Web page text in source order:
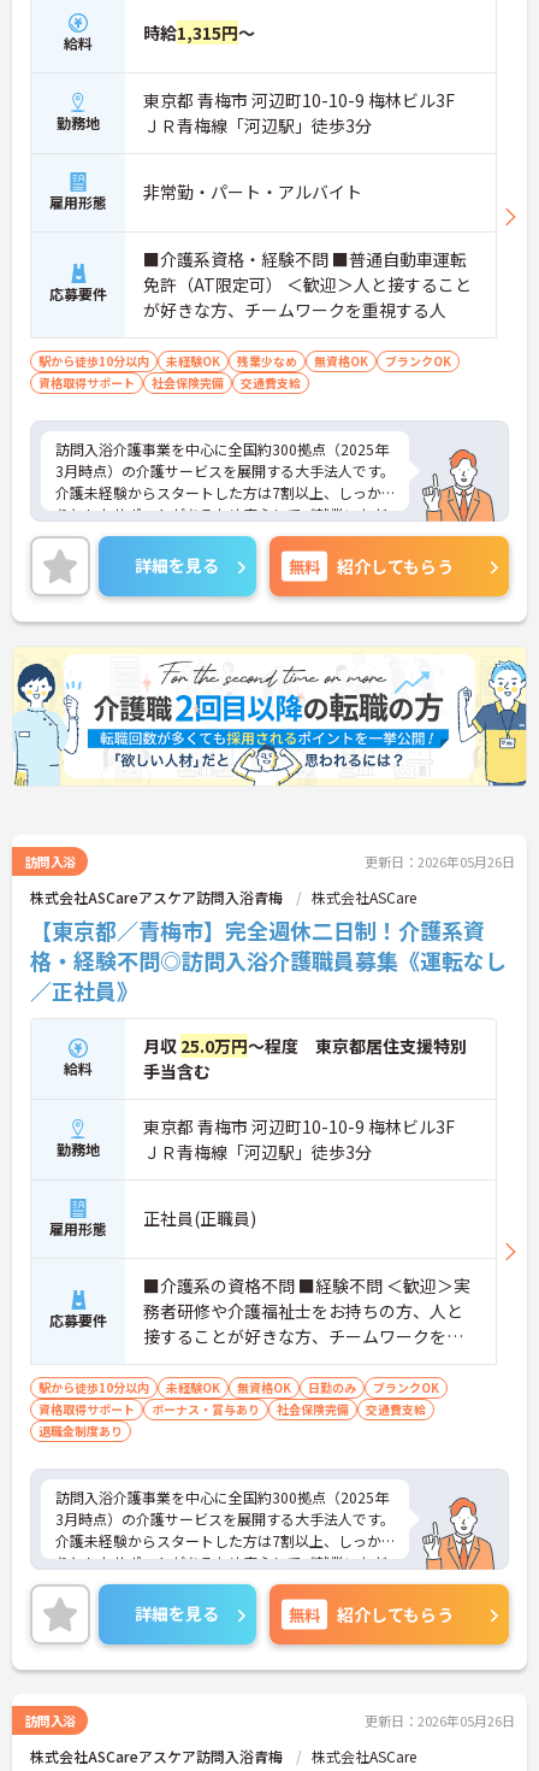
給料 時給1,315円～
勤務地
東京都 青梅市 河辺町10-10-9 梅林ビル3F
ＪＲ青梅線「河辺駅」徒歩3分
雇用形態 非常勤・パート・アルバイト
応募要件
■介護系資格・経験不問 ■普通自動車運転
免許（AT限定可） ＜歓迎＞人と接すること
が好きな方、チームワークを重視する人
駅から徒歩10分以内 未経験OK 残業少なめ 無資格OK
ブランクOK
資格取得サポート
社会保険完備 交通費支給
訪問入浴介護事業を中心に全国約300拠点（2025年
3月時点）の介護サービスを展開する大手法人です。
介護未経験からスタートした方は7割以上、しっか
りとしたサポートがあるため安心してご就業いただ
けます。お風呂に入れなくて困っている方に、手を
差し伸べてあげられるとてもやりがいのあるお仕事
です。ご興味ある方には、面接対策ポイントなど、
さらに詳細をお話しいたしますのでお気軽にご相談
ください！
詳細を見る 無料 紹介してもらう
訪問入浴 更新日：2026年05月26日
株式会社ASCareアスケア訪問入浴青梅 株式会社ASCare
【東京都／青梅市】完全週休二日制！介護系資
格・経験不問◎訪問入浴介護職員募集《運転なし
／正社員》
給料
月収 25.0万円～程度 東京都居住支援特別
手当含む
勤務地
東京都 青梅市 河辺町10-10-9 梅林ビル3F
ＪＲ青梅線「河辺駅」徒歩3分
雇用形態 正社員(正職員)
応募要件
■介護系の資格不問 ■経験不問 ＜歓迎＞実
務者研修や介護福祉士をお持ちの方、人と
接することが好きな方、チームワークを重
視する人
駅から徒歩10分以内 未経験OK 無資格OK 日勤のみ
ブランクOK
資格取得サポート
ボーナス・賞与あり 社会保険完備
交通費支給
退職金制度あり
訪問入浴介護事業を中心に全国約300拠点（2025年
3月時点）の介護サービスを展開する大手法人です。
介護未経験からスタートした方は7割以上、しっか
りとしたサポートがあるため安心してご就業いただ
けます。お風呂に入れなくて困っている方に、手を
差し伸べてあげられるとてもやりがいのあるお仕事
です。ご興味ある方には、面接対策ポイントなど、
さらに詳細をお話しいたしますのでお気軽にご相談
ください！
詳細を見る 無料 紹介してもらう
訪問入浴 更新日：2026年05月26日
株式会社ASCareアスケア訪問入浴青梅 株式会社ASCare